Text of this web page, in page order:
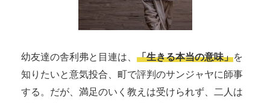
幼友達の舎利弗と目連は、 「生きる本当の意味」を
知りたいと意気投合、町で評判のサンジャヤに師事
する。だが、満足のいく教えは受けられず、二人は